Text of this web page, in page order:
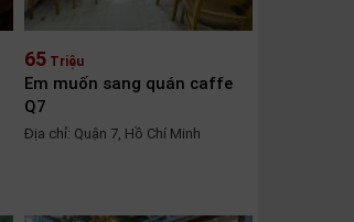
65Triệu
Em muốn sang quán caffe
Q7
Địa chỉ: Quận 7, Hồ Chí Minh